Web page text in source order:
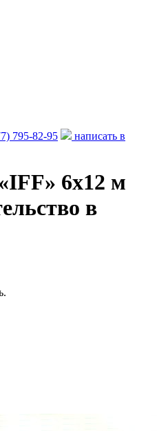
795-82-95
написать в
6х12 м
в